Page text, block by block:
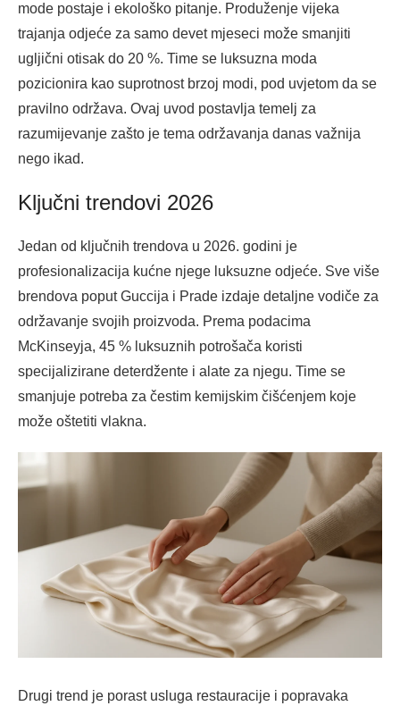
mode postaje i ekološko pitanje. Produženje vijeka
trajanja odjeće za samo devet mjeseci može smanjiti
ugljični otisak do 20 %. Time se luksuzna moda
pozicionira kao suprotnost brzoj modi, pod uvjetom da se
pravilno održava. Ovaj uvod postavlja temelj za
razumijevanje zašto je tema održavanja danas važnija
nego ikad.
Ključni trendovi 2026
Jedan od ključnih trendova u 2026. godini je
profesionalizacija kućne njege luksuzne odjeće. Sve više
brendova poput Guccija i Prade izdaje detaljne vodiče za
održavanje svojih proizvoda. Prema podacima
McKinseyja, 45 % luksuznih potrošača koristi
specijalizirane deterdžente i alate za njegu. Time se
smanjuje potreba za čestim kemijskim čišćenjem koje
može oštetiti vlakna.
Drugi trend je porast usluga restauracije i popravaka